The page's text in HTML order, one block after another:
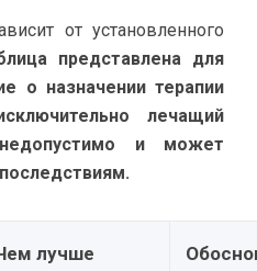
от установленного
представлена для
о назначении терапии
лечащий
и может
лучше